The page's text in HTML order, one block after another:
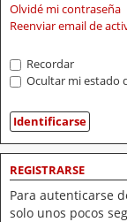
Olvidé mi contraseña
Reenviar email de
Recordar
Ocultar mi estado
REGISTRARSE
Para autenticarse
solo unos pocos